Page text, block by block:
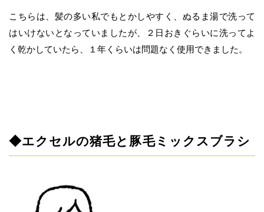
こちらは、髪の多い私でもとかしやすく、ぬるま湯で洗って
はいけないとなっていましたが、２日おきぐらいに洗ってよ
く乾かしていたら、１年くらいは問題なく使用できました。
◆エクセルの猪毛と豚毛ミックスブラシ